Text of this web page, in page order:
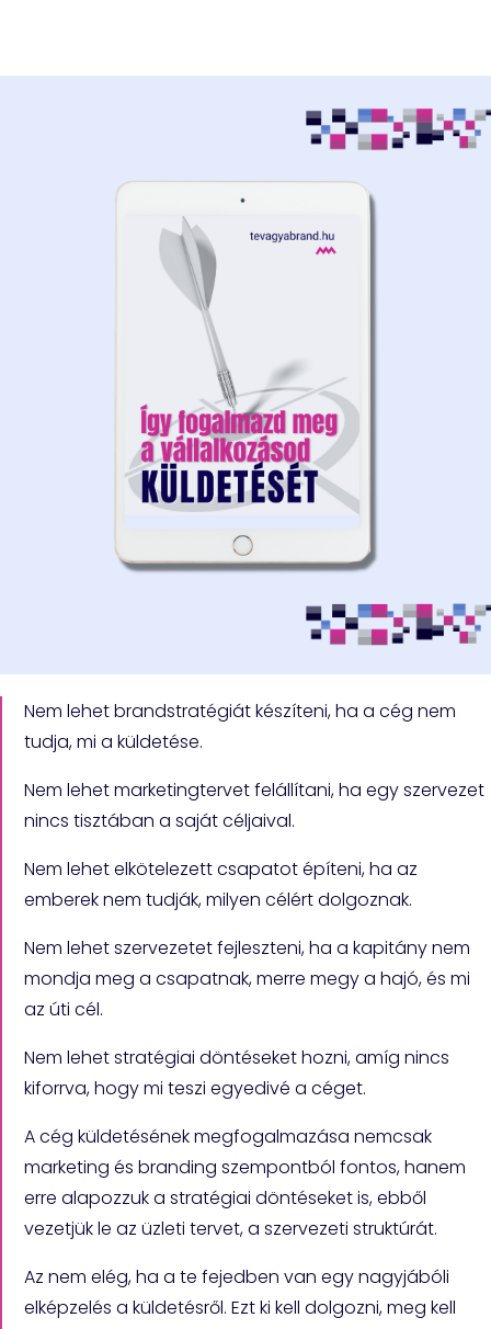
Nem lehet brandstratégiát készíteni, ha a cég nem
tudja, mi a küldetése.
Nem lehet marketingtervet felállítani, ha egy szervezet
nincs tisztában a saját céljaival.
Nem lehet elkötelezett csapatot építeni, ha az
emberek nem tudják, milyen célért dolgoznak.
Nem lehet szervezetet fejleszteni, ha a kapitány nem
mondja meg a csapatnak, merre megy a hajó, és mi
az úti cél.
Nem lehet stratégiai döntéseket hozni, amíg nincs
kiforrva, hogy mi teszi egyedivé a céget.
A cég küldetésének megfogalmazása nemcsak
marketing és branding szempontból fontos, hanem
erre alapozzuk a stratégiai döntéseket is, ebből
vezetjük le az üzleti tervet, a szervezeti struktúrát.
Az nem elég, ha a te fejedben van egy nagyjábóli
elképzelés a küldetésről. Ezt ki kell dolgozni, meg kell